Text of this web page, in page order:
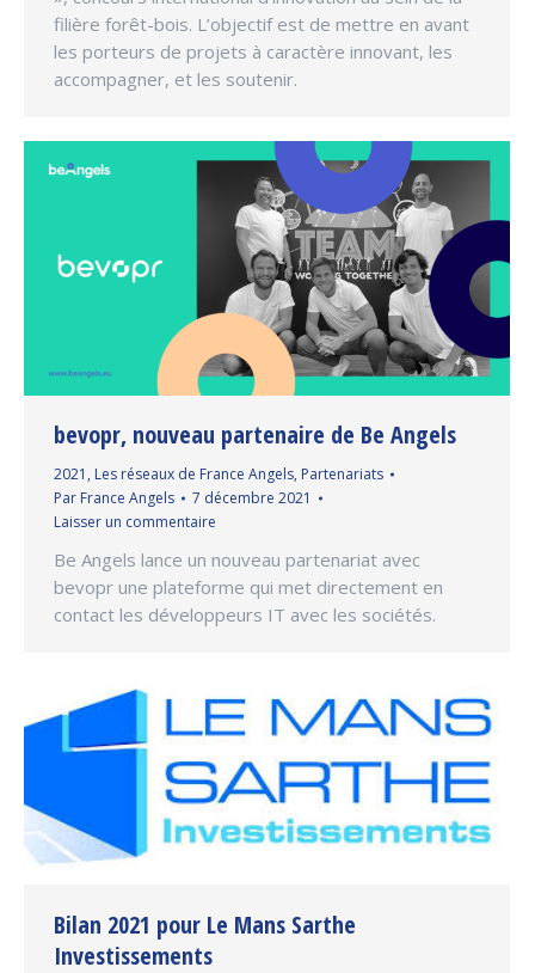
filière forêt-bois. L’objectif est de mettre en avant
les porteurs de projets à caractère innovant, les
accompagner, et les soutenir.
bevopr, nouveau partenaire de Be Angels
2021 , Les réseaux de France Angels, Partenariats
Par France Angels
7 décembre 2021
Laisser un commentaire
Be Angels lance un nouveau partenariat avec
bevopr une plateforme qui met directement en
contact les développeurs IT avec les sociétés.
Bilan 2021 pour Le Mans Sarthe
Investissements